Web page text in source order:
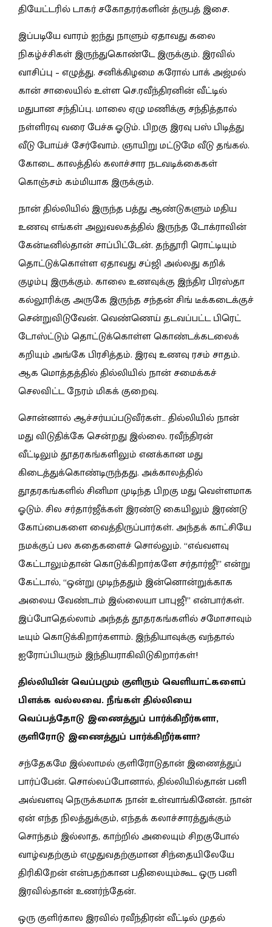
தியேட்டரில் டாகர் சகோதரர்களின் த்ருபத் இசை.
இப்படியே வாரம் ஐந்து நாளும் ஏதாவது கலை
நிகழ்ச்சிகள் இருந்துகொண்டே இருக்கும். இரவில்
வாசிப்பு – எழுத்து. சனிக்கிழமை கரோல் பாக் அஜ்மல்
கான் சாலையில் உள்ள செ.ரவீந்திரனின் வீட்டில்
மதுபான சந்திப்பு. மாலை ஏழு மணிக்கு சந்தித்தால்
நள்ளிரவு வரை பேச்சு ஓடும். பிறகு இரவு பஸ் பிடித்து
வீடு போய்ச் சேர்வோம். ஞாயிறு மட்டுமே வீடு தங்கல்.
கோடை காலத்தில் கலாச்சார நடவடிக்கைகள்
கொஞ்சம் கம்மியாக இருக்கும்.
நான் தில்லியில் இருந்த பத்து ஆண்டுகளும் மதிய
உணவு எங்கள் அலுவலகத்தில் இருந்த டோக்ராவின்
கேன்டீனில்தான் சாப்பிட்டேன். தந்தூரி ரொட்டியும்
தொட்டுக்கொள்ள ஏதாவது சப்ஜி அல்லது கறிக்
குழம்பு இருக்கும். காலை உணவுக்கு இந்திர பிரஸ்தா
கல்லூரிக்கு அருகே இருந்த சந்தன் சிங் டீக்கடைக்குச்
சென்றுவிடுவேன். வெண்ணெய் தடவப்பட்ட பிரெட்
டோஸ்ட்டும் தொட்டுக்கொள்ள கொண்டக்கடலைக்
கறியும் அங்கே பிரசித்தம். இரவு உணவு ரசம் சாதம்.
ஆக மொத்தத்தில் தில்லியில் நான் சமைக்கச்
செலவிட்ட நேரம் மிகக் குறைவு.
சொன்னால் ஆச்சர்யப்படுவீர்கள்… தில்லியில் நான்
மது விடுதிக்கே சென்றது இல்லை. ரவீந்திரன்
வீட்டிலும் தூதரகங்களிலும் எனக்கான மது
கிடைத்துக்கொண்டிருந்தது. அக்காலத்தில்
தூதரகங்களில் சினிமா முடிந்த பிறகு மது வெள்ளமாக
ஓடும். சில சர்தார்ஜீக்கள் இரண்டு கையிலும் இரண்டு
கோப்பைகளை வைத்திருப்பார்கள். அந்தக் காட்சியே
நமக்குப் பல கதைகளைச் சொல்லும். “எவ்வளவு
கேட்டாலும்தான் கொடுக்கிறார்களே சர்தார்ஜீ!” என்று
கேட்டால், “ஒன்று முடிந்ததும் இன்னொன்றுக்காக
அலைய வேண்டாம் இல்லையா பாபுஜீ!” என்பார்கள்.
இப்போதெல்லாம் அந்தத் தூதரகங்களில் சமோசாவும்
டீயும் கொடுக்கிறார்களாம். இந்தியாவுக்கு வந்தால்
ஐரோப்பியரும் இந்தியராகிவிடுகிறார்கள்!
தில்லியின் வெப்பமும் குளிரும் வெளியாட்களைப்
பிளக்க வல்லவை. நீங்கள் தில்லியை
வெப்பத்தோடு இணைத்துப் பார்க்கிறீர்களா,
குளிரோடு இணைத்துப் பார்க்கிறீர்களா?
சந்தேகமே இல்லாமல் குளிரோடுதான் இணைத்துப்
பார்ப்பேன். சொல்லப்போனால், தில்லியில்தான் பனி
அவ்வளவு நெருக்கமாக நான் உள்வாங்கினேன். நான்
ஏன் எந்த நிலத்துக்கும், எந்தக் கலாச்சாரத்துக்கும்
சொந்தம் இல்லாத, காற்றில் அலையும் சிறகுபோல்
வாழ்வதற்கும் எழுதுவதற்குமான சிந்தையிலேயே
திரிகிறேன் என்பதற்கான பதிலையும்கூட ஒரு பனி
இரவில்தான் உணர்ந்தேன்.
ஒரு குளிர்கால இரவில் ரவீந்திரன் வீட்டில் முதல்